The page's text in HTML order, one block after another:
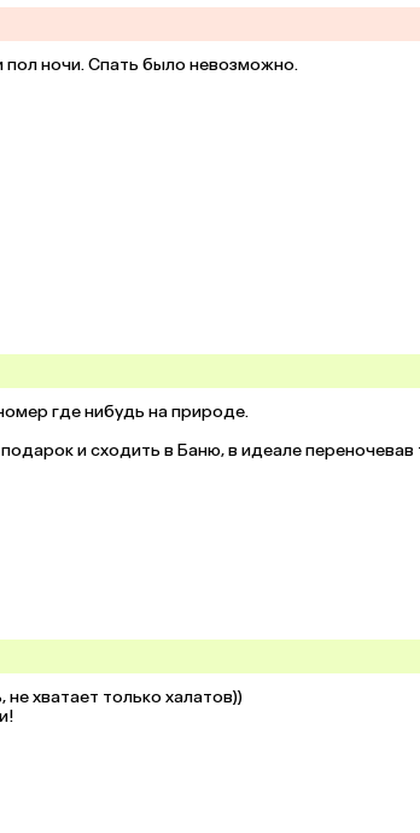
пол ночи. Спать было невозможно.
где нибудь на природе.
и сходить в Баню, в идеале переночевав
и ценник будет соответствовующий...
насмешливо и даже с лёгким
заинтересованность.
хватает только халатов))